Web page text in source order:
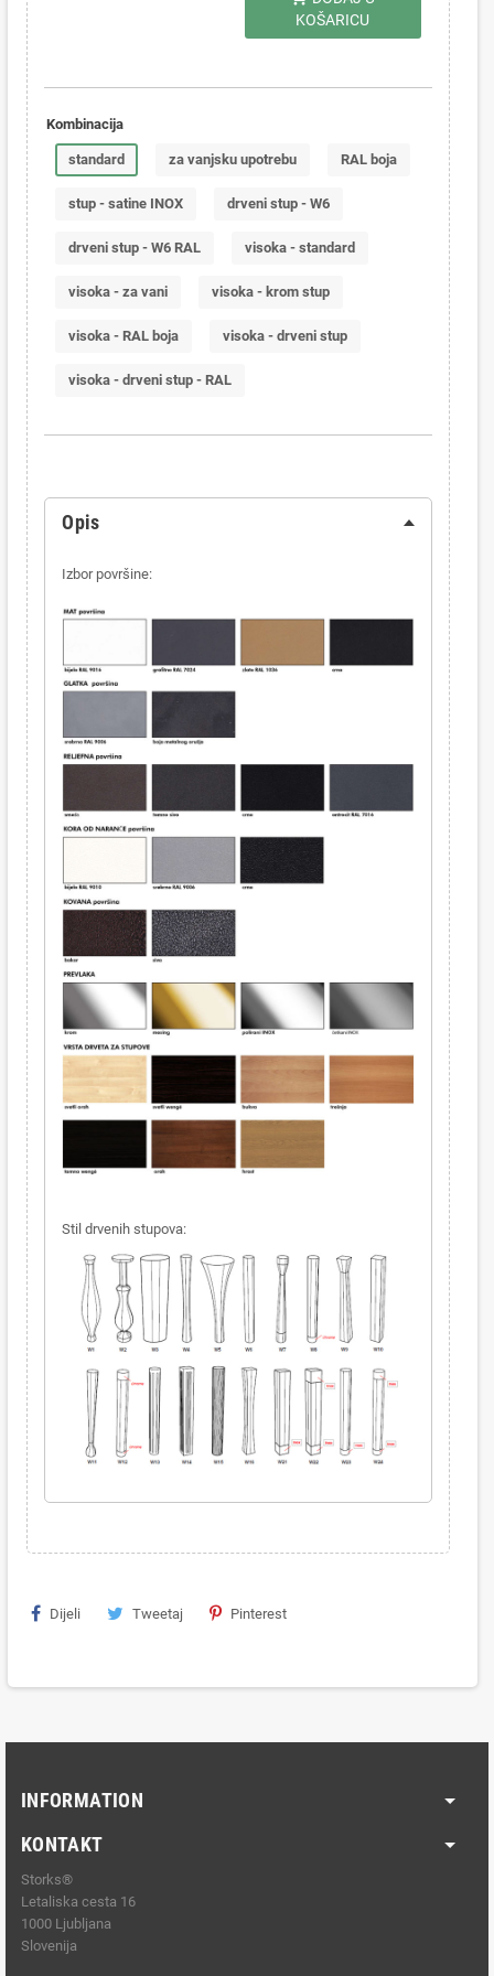
KOŠARICU
Kombinacija
standard za vanjsku upotrebu RAL boja
stup - satine INOX drveni stup - W6
drveni stup - W6 RAL visoka - standard
visoka - za vani visoka - krom stup
visoka - RAL boja visoka - drveni stup
visoka - drveni stup - RAL
Opis
Izbor površine:
Stil drvenih stupova:
Dijeli Tweetaj Pinterest
INFORMATION
KONTAKT
Storks®
Letaliska cesta 16
1000 Ljubljana
Slovenija